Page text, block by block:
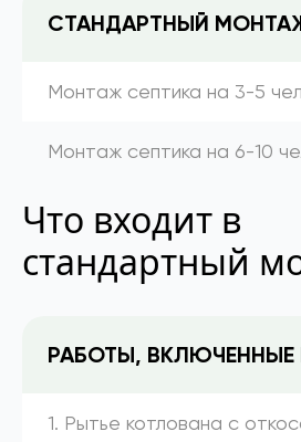
СТАНДАРТНЫЙ
Монтаж септика на 3-5
Монтаж септика на 6-10
Что входит в
стандартный
РАБОТЫ,
1. Рытье котлована с